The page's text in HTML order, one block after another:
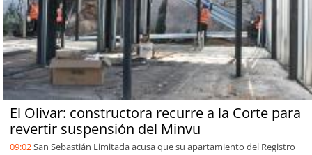
El Olivar: constructora recurre a la Corte para
revertir suspensión del Minvu
09:02San Sebastián Limitada acusa que su apartamiento del Registro